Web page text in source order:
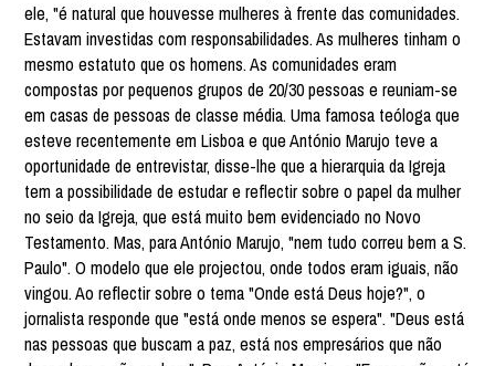
ele, "é natural que houvesse mulheres à frente das comunidades.
Estavam investidas com responsabilidades. As mulheres tinham o
mesmo estatuto que os homens. As comunidades eram
compostas por pequenos grupos de 20/30 pessoas e reuniam-se
em casas de pessoas de classe média. Uma famosa teóloga que
esteve recentemente em Lisboa e que António Marujo teve a
oportunidade de entrevistar, disse-lhe que a hierarquia da Igreja
tem a possibilidade de estudar e reflectir sobre o papel da mulher
no seio da Igreja, que está muito bem evidenciado no Novo
Testamento. Mas, para António Marujo, "nem tudo correu bem a S.
Paulo". O modelo que ele projectou, onde todos eram iguais, não
vingou. Ao reflectir sobre o tema "Onde está Deus hoje?", o
jornalista responde que "está onde menos se espera". "Deus está
nas pessoas que buscam a paz, está nos empresários que não